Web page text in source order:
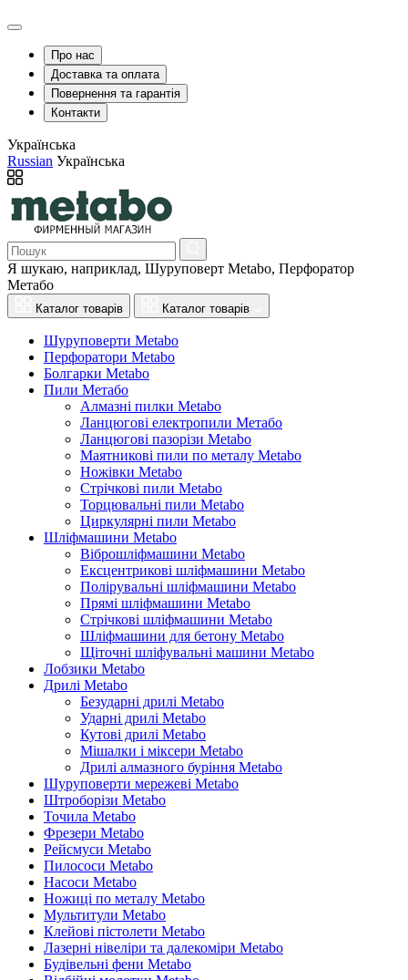
Про нас
Доставка та оплата
Повернення та гарантія
Контакти
Українська
Russian Українська
Я шукаю, наприклад, Шуруповерт Metabo, Перфоратор
Метабо
Каталог товарів Каталог товарів
Шуруповерти Metabo
Перфоратори Metabo
Болгарки Metabo
Пили Метабо
Алмазні пилки Metabo
Ланцюгові електропили Метабо
Ланцюгові пазорізи Metabo
Маятникові пили по металу Metabo
Ножівки Metabo
Стрічкові пили Metabo
Торцювальні пили Metabo
Циркулярні пили Metabo
Шліфмашини Metabo
Віброшліфмашини Metabo
Ексцентрикові шліфмашини Metabo
Полірувальні шліфмашини Metabo
Прямі шліфмашини Metabo
Стрічкові шліфмашини Metabo
Шліфмашини для бетону Metabo
Щіточні шліфувальні машини Metabo
Лобзики Metabo
Дрилі Metabo
Безударні дрилі Metabo
Ударні дрилі Metabo
Кутові дрилі Metabo
Мішалки і міксери Metabo
Дрилі алмазного буріння Metabo
Шуруповерти мережеві Metabo
Штроборізи Metabo
Точила Metabo
Фрезери Metabo
Рейсмуси Metabo
Пилососи Metabo
Насоси Metabo
Ножиці по металу Metabo
Мультитули Metabo
Клейові пістолети Metabo
Лазерні нівеліри та далекоміри Metabo
Будівельні фени Metabo